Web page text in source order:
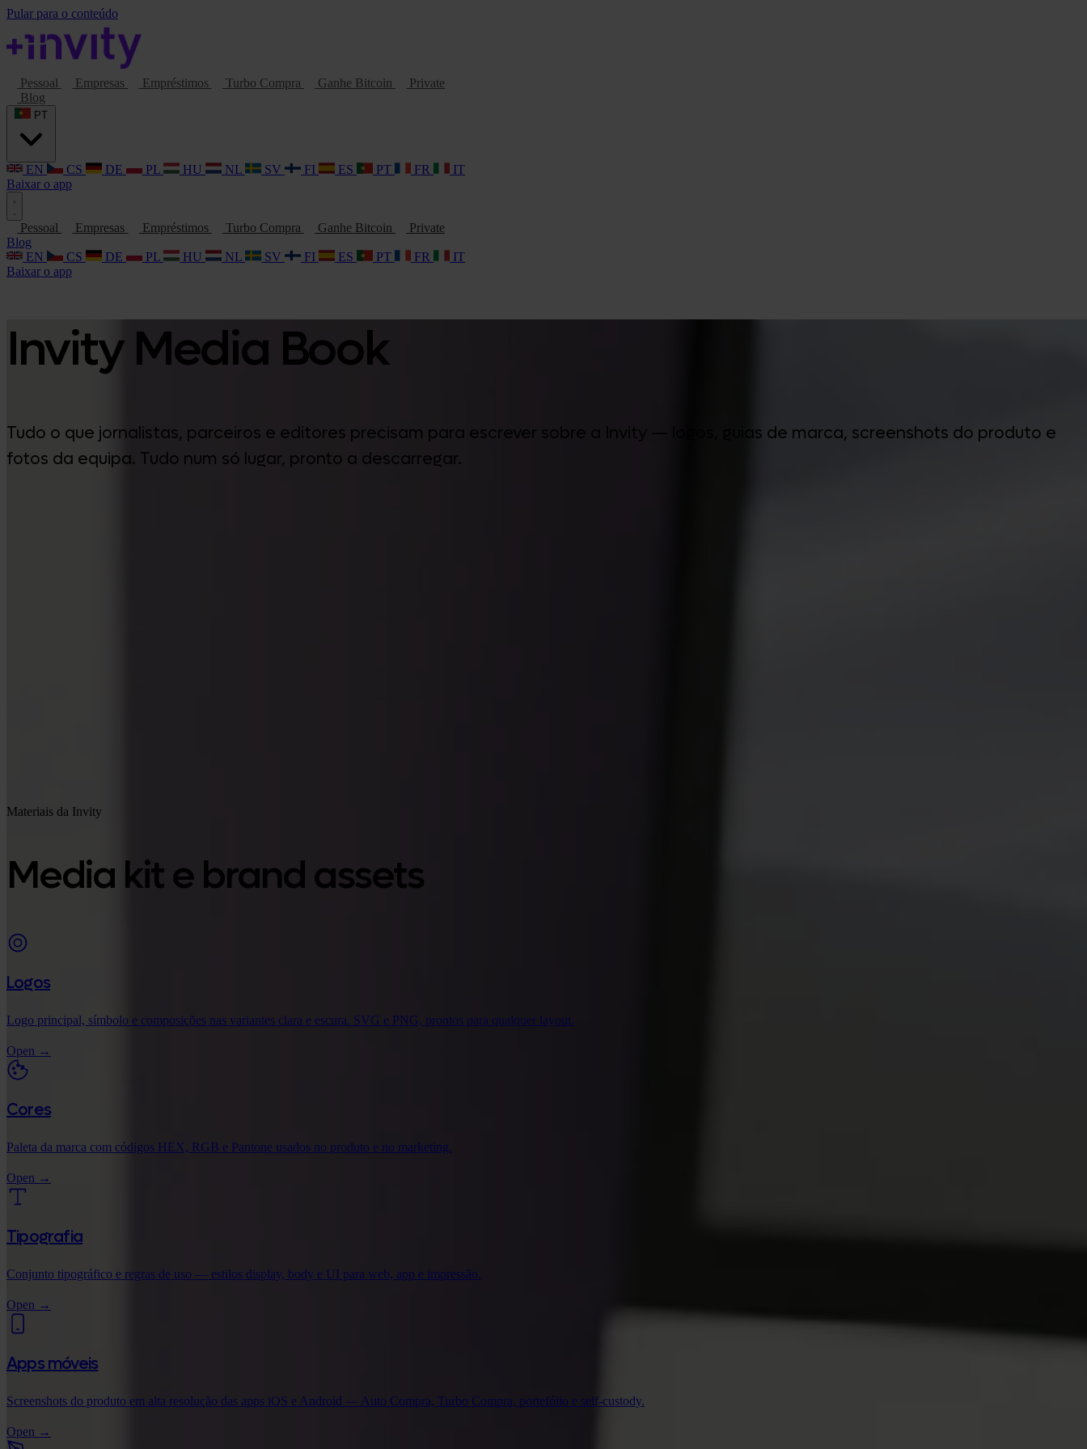
Pular para o conteúdo
Pessoal Empresas Empréstimos Turbo Compra Ganhe Bitcoin
Private
Blog
EN CS DE PL HU NL SV FI ES PT FR
IT
Baixar o app
Pessoal Empresas Empréstimos Turbo Compra Ganhe Bitcoin
Private
Blog
EN
CS DE PL HU NL SV FI ES PT FR
IT
Baixar o app
Invity Media Book
Tudo o que jornalistas, parceiros e editores precisam para escrever sobre a Invity — logos, guias de marca, screenshots do produto e
fotos da equipa. Tudo num só lugar, pronto a descarregar.
Materiais da Invity
Media kit e brand assets
Logos
Logo principal, símbolo e composições nas variantes clara e escura. SVG e PNG, prontos para qualquer layout.
Open →
Cores
Paleta da marca com códigos HEX, RGB e Pantone usados no produto e no marketing.
Open →
Tipografia
Conjunto tipográfico e regras de uso — estilos display, body e UI para web, app e impressão.
Open →
Apps móveis
Screenshots do produto em alta resolução das apps iOS e Android — Auto Compra, Turbo Compra, portefólio e self-custody.
Open →